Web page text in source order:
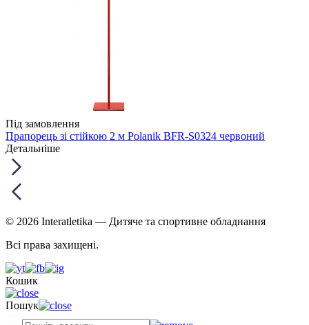
Під замовлення
Прапорець зі стійкою 2 м Polanik BFR-S0324 червоний
Детальніше
© 2026 Interatletika — Дитяче та спортивне обладнання
Всі права захищені.
Кошик
Пошук